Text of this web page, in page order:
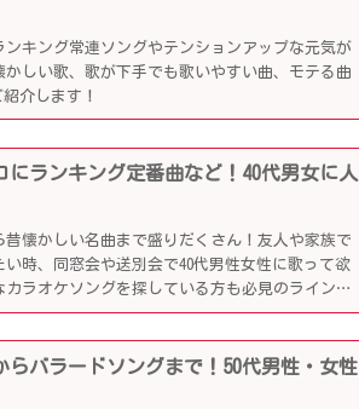
キング常連ソングやテンションアップな元気が
しい歌、歌が下手でも歌いやすい曲、モテる曲
介します！
にランキング定番曲など！40代男女に人
懐かしい名曲まで盛りだくさん！友人や家族で
時、同窓会や送別会で40代男性女性に歌って欲
ラオケソングを探している方も必見のラインナ
らバラードソングまで！50代男性・女性